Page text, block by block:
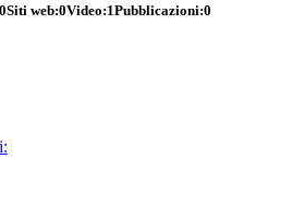
0Siti web:0Video:1Pubblicazioni:0